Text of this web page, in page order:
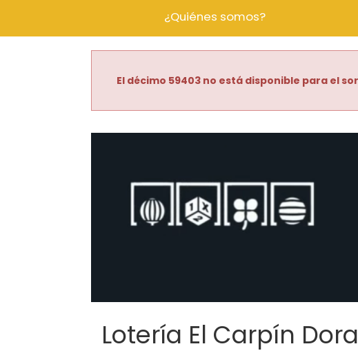
¿Quiénes somos?
El décimo 59403 no está disponible para el
Lotería El Carpín